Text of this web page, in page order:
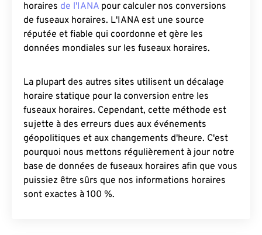
horaires de l'IANA pour calculer nos conversions
de fuseaux horaires. L'IANA est une source
réputée et fiable qui coordonne et gère les
données mondiales sur les fuseaux horaires.
La plupart des autres sites utilisent un décalage
horaire statique pour la conversion entre les
fuseaux horaires. Cependant, cette méthode est
sujette à des erreurs dues aux événements
géopolitiques et aux changements d'heure. C'est
pourquoi nous mettons régulièrement à jour notre
base de données de fuseaux horaires afin que vous
puissiez être sûrs que nos informations horaires
sont exactes à 100 %.